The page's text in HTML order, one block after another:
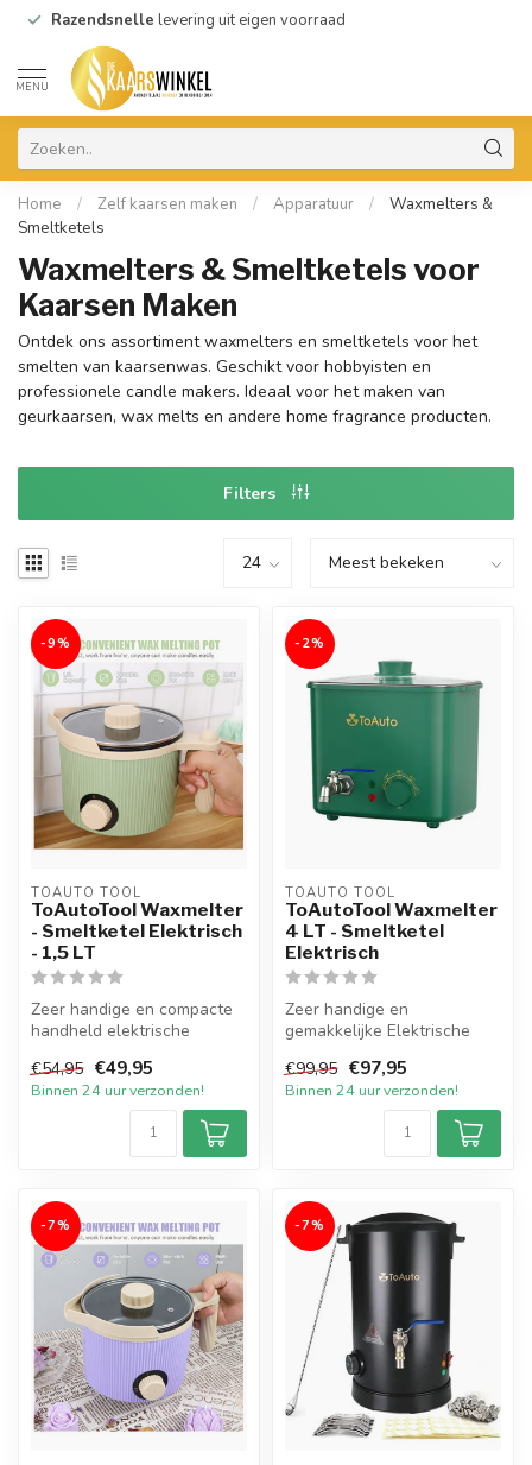
Razendsnelle levering uit eigen voorraad
MENU
Home / Zelf kaarsen maken / Apparatuur /
Waxmelters &
Smeltketels
Waxmelters & Smeltketels voor
Kaarsen Maken
Ontdek ons assortiment waxmelters en smeltketels voor het
smelten van kaarsenwas. Geschikt voor hobbyisten en
professionele candle makers. Ideaal voor het maken van
geurkaarsen, wax melts en andere home fragrance producten.
Filters
-9%
TOAUTO TOOL
ToAutoTool Waxmelter
- Smeltketel Elektrisch
- 1,5 LT
Zeer handige en compacte
handheld elektrische
schenktuit me...
€54,95 €49,95
Binnen 24 uur verzonden!
-2%
TOAUTO TOOL
ToAutoTool Waxmelter
4 LT - Smeltketel
Elektrisch
Zeer handige en
gemakkelijke Elektrische
van 4 liter v...
€99,95 €97,95
Binnen 24 uur verzonden!
-7% -7%